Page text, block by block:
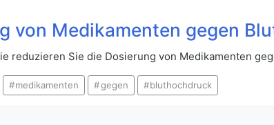
von Medikamenten gegen
reduzieren Sie die Dosierung von Medikamenten
medikamenten gegen bluthochdruck